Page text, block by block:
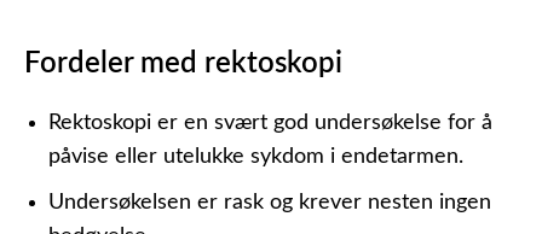
Fordeler med rektoskopi
Rektoskopi er en svært god undersøkelse for å
påvise eller utelukke sykdom i endetarmen.
Undersøkelsen er rask og krever nesten ingen